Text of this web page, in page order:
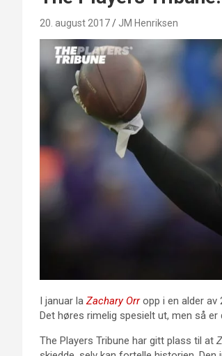
20. august 2017 JM Henriksen
I januar la Zachary Orropp i en alder av
Det høres rimelig spesielt ut, men så
The Players Tribune har gitt plass til at